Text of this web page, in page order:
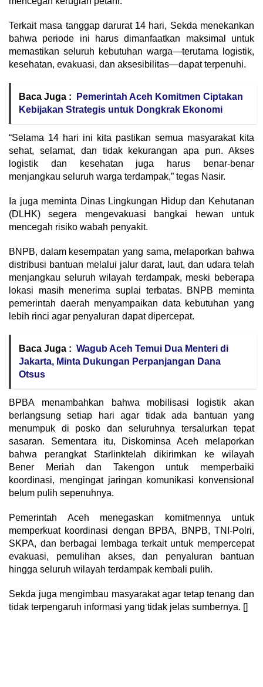
Terkait masa tanggap darurat 14 hari, Sekda menekankan
bahwa periode ini harus dimanfaatkan maksimal untuk
memastikan seluruh kebutuhan warga—terutama logistik,
kesehatan, evakuasi, dan aksesibilitas—dapat terpenuhi.
Baca Juga :
Pemerintah Aceh Komitmen Ciptakan
Kebijakan Strategis untuk Dongkrak Ekonomi
“Selama 14 hari ini kita pastikan semua masyarakat kita
sehat, selamat, dan tidak kekurangan apa pun. Akses
logistik dan kesehatan juga harus benar-benar
menjangkau seluruh warga terdampak,” tegas Nasir.
Ia juga meminta Dinas Lingkungan Hidup dan Kehutanan
(DLHK) segera mengevakuasi bangkai hewan untuk
mencegah risiko wabah penyakit.
BNPB, dalam kesempatan yang sama, melaporkan bahwa
distribusi bantuan melalui jalur darat, laut, dan udara telah
menjangkau seluruh wilayah terdampak, meski beberapa
lokasi masih menerima suplai terbatas. BNPB meminta
pemerintah daerah menyampaikan data kebutuhan yang
lebih rinci agar penyaluran dapat dipercepat.
Baca Juga : Wagub Aceh Temui Dua Menteri di
Jakarta, Minta Dukungan Perpanjangan Dana
Otsus
BPBA menambahkan bahwa mobilisasi logistik akan
berlangsung setiap hari agar tidak ada bantuan yang
menumpuk di posko dan seluruhnya tersalurkan tepat
sasaran. Sementara itu, Diskominsa Aceh melaporkan
bahwa perangkat Starlinktelah dikirimkan ke wilayah
Bener Meriah dan Takengon untuk memperbaiki
koordinasi, mengingat jaringan komunikasi konvensional
belum pulih sepenuhnya.
Pemerintah Aceh menegaskan komitmennya untuk
memperkuat koordinasi dengan BPBA, BNPB, TNI-Polri,
SKPA, dan berbagai lembaga terkait untuk mempercepat
evakuasi, pemulihan akses, dan penyaluran bantuan
hingga seluruh wilayah terdampak kembali pulih.
Sekda juga mengimbau masyarakat agar tetap tenang dan
tidak terpengaruh informasi yang tidak jelas sumbernya. []